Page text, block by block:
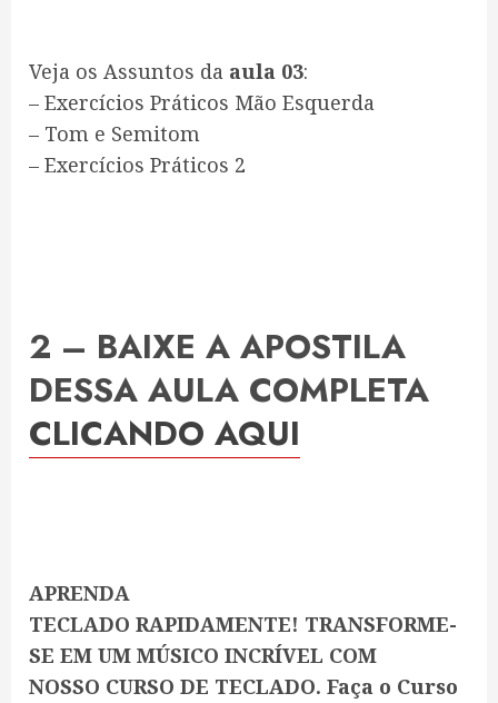
Veja os Assuntos da aula 03:
– Exercícios Práticos Mão Esquerda
– Tom e Semitom
– Exercícios Práticos 2
2 – BAIXE A APOSTILA
DESSA AULA COMPLETA
CLICANDO AQUI
APRENDA
TECLADO RAPIDAMENTE! TRANSFORME-
SE EM UM MÚSICO INCRÍVEL COM
NOSSO CURSO DE TECLADO. Faça o Curso